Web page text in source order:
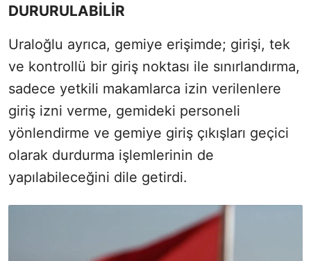
DURURULABİLİR
Uraloğlu ayrıca, gemiye erişimde; girişi, tek
ve kontrollü bir giriş noktası ile sınırlandırma,
sadece yetkili makamlarca izin verilenlere
giriş izni verme, gemideki personeli
yönlendirme ve gemiye giriş çıkışları geçici
olarak durdurma işlemlerinin de
yapılabileceğini dile getirdi.